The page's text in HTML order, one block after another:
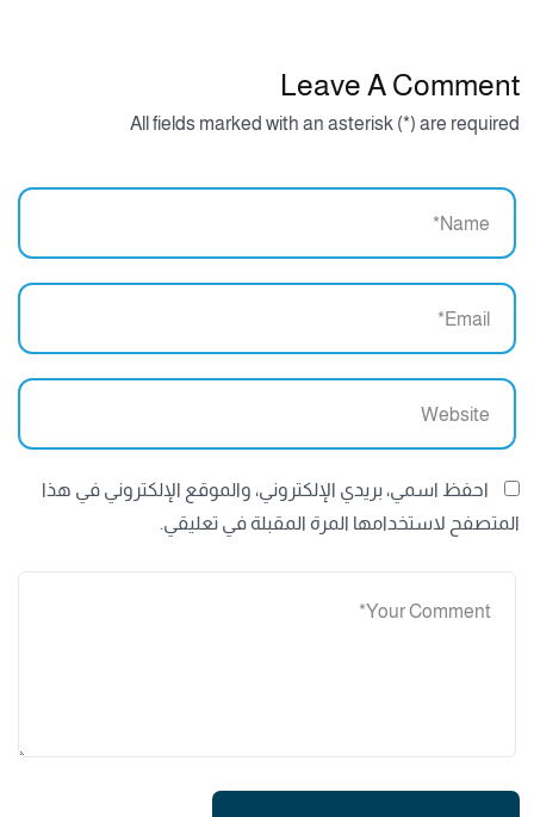
Leave A Comment
All fields marked with an asterisk (*) are required
احفظ اسمي، بريدي الإلكتروني، والموقع الإلكتروني في هذا
المتصفح لاستخدامها المرة المقبلة في تعليقي.